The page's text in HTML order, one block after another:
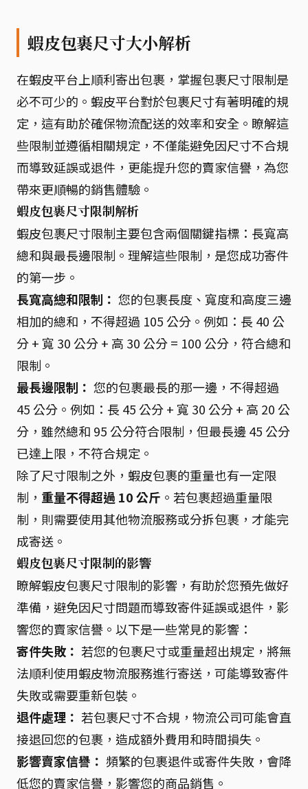
蝦皮包裹尺寸大小解析
在蝦皮平台上順利寄出包裹，掌握包裹尺寸限制是
必不可少的。蝦皮平台對於包裹尺寸有著明確的規
定，這有助於確保物流配送的效率和安全。瞭解這
些限制並遵循相關規定，不僅能避免因尺寸不合規
而導致延誤或退件，更能提升您的賣家信譽，為您
帶來更順暢的銷售體驗。
蝦皮包裹尺寸限制解析
蝦皮包裹尺寸限制主要包含兩個關鍵指標：長寬高
總和與最長邊限制。理解這些限制，是您成功寄件
的第一步。
長寬高總和限制： 您的包裹長度、寬度和高度三邊
相加的總和，不得超過 105 公分。例如：長 40 公
分 + 寬 30 公分 + 高 30 公分 = 100 公分，符合總和
限制。
最長邊限制： 您的包裹最長的那一邊，不得超過
45 公分。例如：長 45 公分 + 寬 30 公分 + 高 20 公
分，雖然總和 95 公分符合限制，但最長邊 45 公分
已達上限，不符合規定。
除了尺寸限制之外，蝦皮包裹的重量也有一定限
制， 重量不得超過 10 公斤 。若包裹超過重量限
制，則需要使用其他物流服務或分拆包裹，才能完
成寄送。
蝦皮包裹尺寸限制的影響
瞭解蝦皮包裹尺寸限制的影響，有助於您預先做好
準備，避免因尺寸問題而導致寄件延誤或退件，影
響您的賣家信譽。以下是一些常見的影響：
寄件失敗： 若您的包裹尺寸或重量超出規定，將無
法順利使用蝦皮物流服務進行寄送，可能導致寄件
失敗或需要重新包裝。
退件處理： 若包裹尺寸不合規，物流公司可能會直
接退回您的包裹，造成額外費用和時間損失。
影響賣家信譽： 頻繁的包裹退件或寄件失敗，會降
低您的賣家信譽，影響您的商品銷售。